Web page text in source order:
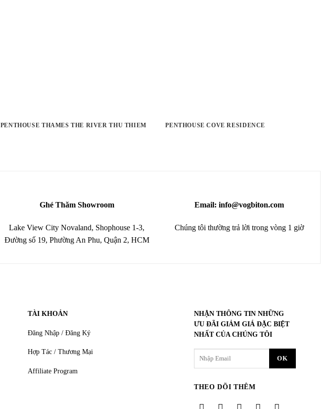
PENTHOUSE THAMES THE RIVER THU THIEM PENTHOUSE COVE RESIDENCE
Ghé Thăm Showroom
Lake View City Novaland, Shophouse 1-3,
Đường số 19, Phường An Phu, Quận 2, HCM
Email: info@vogbiton.com
Chúng tôi thường trả lời trong vòng 1 giờ
TÀI KHOẢN
Đăng Nhập / Đăng Ký
Hợp Tác / Thương Mại
Affiliate Program
NHẬN THÔNG TIN NHỮNG
ƯU ĐÃI GIẢM GIÁ ĐẶC BIỆT
NHẤT CỦA CHÚNG TÔI
THEO DÕI THÊM